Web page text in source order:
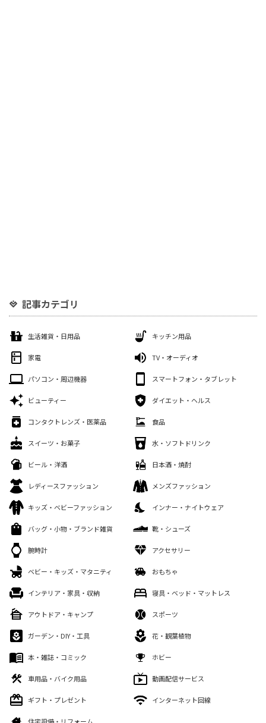
記事カテゴリ
生活雑貨・日用品 キッチン用品
家電 TV・オーディオ
パソコン・周辺機器 スマートフォン・タブレット
ビューティー ダイエット・ヘルス
コンタクトレンズ・医薬品 食品
スイーツ・お菓子 水・ソフトドリンク
ビール・洋酒 日本酒・焼酎
レディースファッション メンズファッション
キッズ・ベビーファッション インナー・ナイトウェア
バッグ・小物・ブランド雑貨 靴・シューズ
腕時計 アクセサリー
ベビー・キッズ・マタニティ おもちゃ
インテリア・家具・収納 寝具・ベッド・マットレス
アウトドア・キャンプ スポーツ
ガーデン・DIY・工具 花・観葉植物
本・雑誌・コミック ホビー
車用品・バイク用品 動画配信サービス
ギフト・プレゼント インターネット回線
住宅設備・リフォーム